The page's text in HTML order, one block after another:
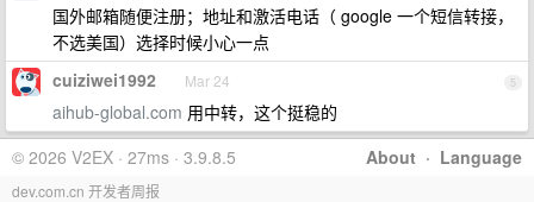
国外邮箱随便注册；地址和激活电话（ google 一个短信转接，
不选美国）选择时候小心一点
5
cuiziwei1992 Mar 24
aihub-global.com 用中转，这个挺稳的
About · Language
© 2026 V2EX · 27ms · 3.9.8.5
dev.com.cn 开发者周报